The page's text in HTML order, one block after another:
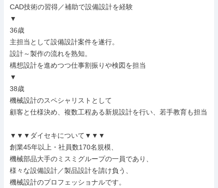
CAD技術の習得／補助で設備設計を経験
▼
36歳
主担当として設備設計案件を遂行。
設計～製作の流れを熟知。
構想設計を進めつつ仕事割振りや検図を担当
▼
38歳
機械設計のスペシャリストとして
顧客と仕様決め、複数工程ある新規設計を行い、若手教育も担当
▼▼▼ダイセキについて▼▼▼
創業45年以上・社員数170名規模、
機械部品大手のミスミグループの一員であり、
様々な設備設計／製品設計を請け負う、
機械設計のプロフェッショナルです。